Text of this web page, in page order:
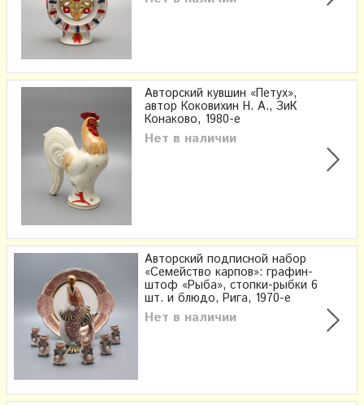
Авторский кувшин «Петух»,
автор Коковихин Н. А., ЗиК
Конаково, 1980-е
Нет в наличии
Авторский подписной набор
«Семейство карпов»: графин-
штоф «Рыба», стопки-рыбки 6
шт. и блюдо, Рига, 1970-е
Нет в наличии